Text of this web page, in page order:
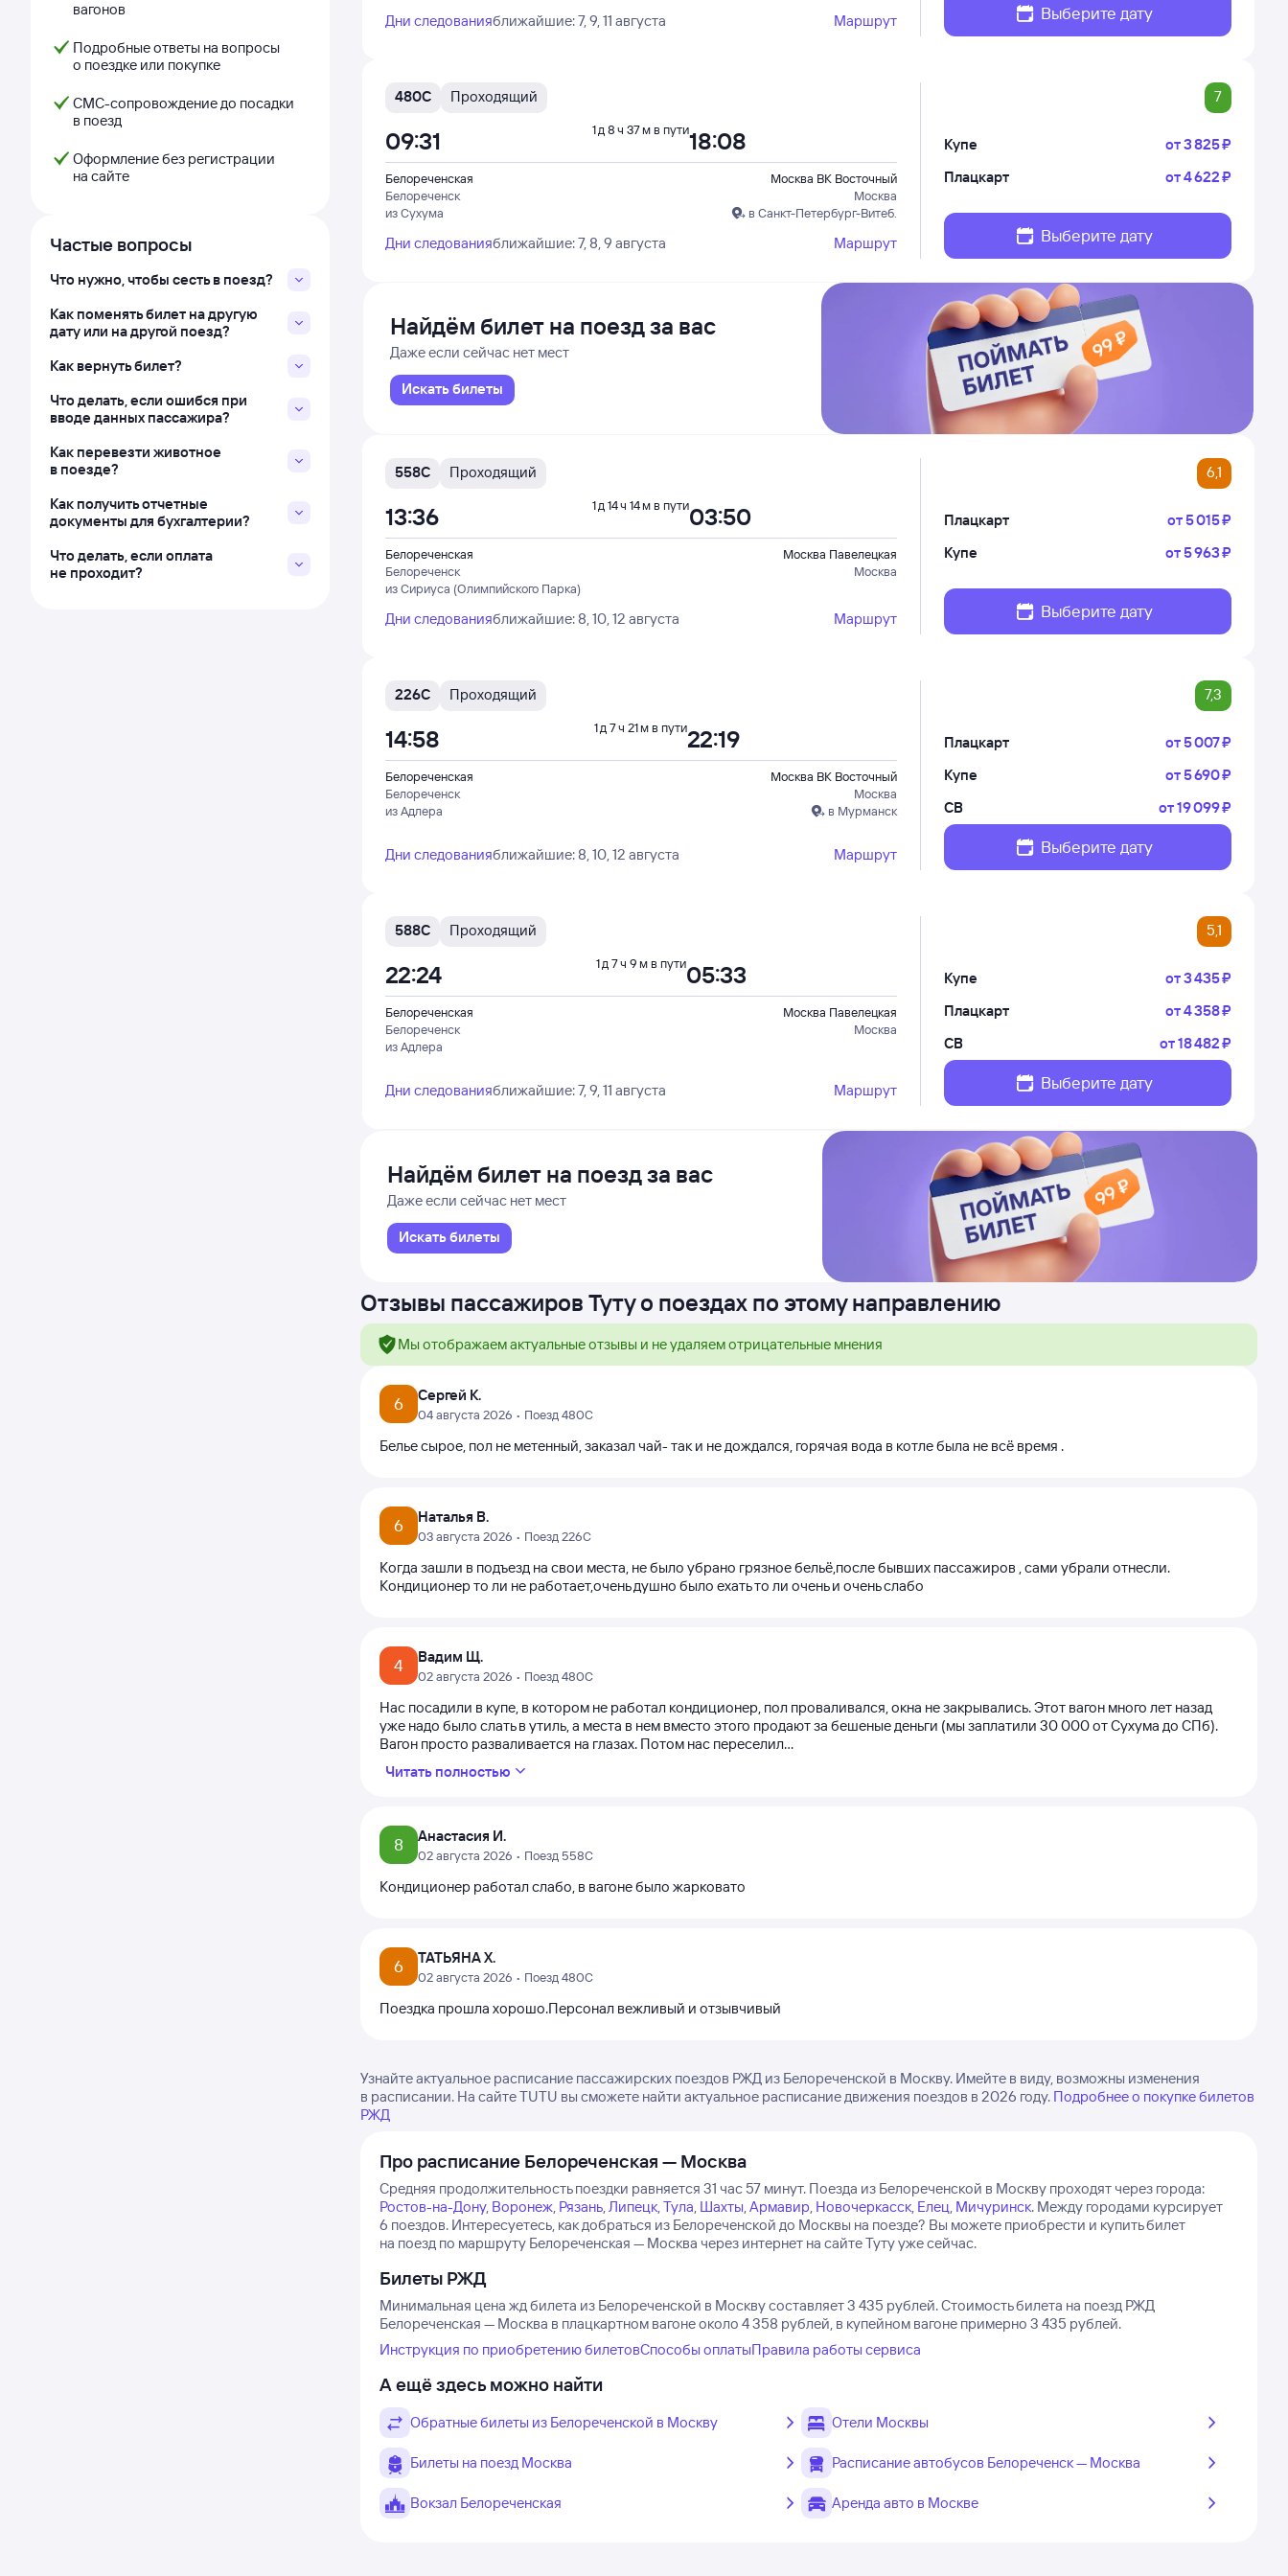
вагонов
Подробные ответы на вопросы
о поездке или покупке
СМС-сопровождение до посадки
в поезд
Оформление без регистрации
на сайте
Частые вопросы
Что нужно, чтобы сесть в поезд?
Как поменять билет на другую
дату или на другой поезд?
Как вернуть билет?
Что делать, если ошибся при
вводе данных пассажира?
Как перевезти животное
в поезде?
Как получить отчетные
документы для бухгалтерии?
Что делать, если оплата
не проходит?
Дни следованияближайшие: 7, 9, 11 августа Маршрут Выберите дату
480С Проходящий 7
Белореченская
Белореченск
из Сухума
Москва ВК Восточный
Москва
в Санкт-Петербург-Витеб.
09:31 18:08
1 д 8 ч 37 м в пути
Дни следованияближайшие: 7, 8, 9 августа Маршрут
Купе от3 ⁠825 ⁠₽
Плацкарт
от4 ⁠622 ⁠₽
Выберите дату
Найдём билет на поезд за вас
Даже если сейчас нет мест
Искать билеты
558С Проходящий 6,1
Белореченская
Белореченск
из Сириуса (Олимпийского Парка)
Москва Павелецкая
Москва
13:36 03:50
1 д 14 ч 14 м в пути
Дни следованияближайшие: 8, 10, 12 августа Маршрут
Плацкарт от5 ⁠015 ⁠₽
Купе
от5 ⁠963 ⁠₽
Выберите дату
226С Проходящий 7,3
Белореченская
Белореченск
из Адлера
Москва ВК Восточный
Москва
в Мурманск
14:58 22:19
1 д 7 ч 21 м в пути
Дни следованияближайшие: 8, 10, 12 августа Маршрут
Плацкарт от5 ⁠007 ⁠₽
Купе
от5 ⁠690 ⁠₽
СВ
от19 ⁠099 ⁠₽
Выберите дату
588С Проходящий 5,1
Белореченская
Белореченск
из Адлера
Москва Павелецкая
Москва
22:24 05:33
1 д 7 ч 9 м в пути
Дни следованияближайшие: 7, 9, 11 августа Маршрут
Купе от3 ⁠435 ⁠₽
Плацкарт
от4 ⁠358 ⁠₽
СВ
от18 ⁠482 ⁠₽
Выберите дату
Найдём билет на поезд за вас
Даже если сейчас нет мест
Искать билеты
Отзывы пассажиров Туту о поездах по этому направлению
Мы отображаем актуальные отзывы и не удаляем отрицательные мнения
6 Сергей К.
04 августа 2026 • Поезд 480С
Белье сырое, пол не метенный, заказал чай- так и не дождался, горячая вода в котле была не всё время .
6 Наталья В.
03 августа 2026 • Поезд 226С
Когда зашли в подъезд на свои места, не было убрано грязное бельё,после бывших пассажиров , сами убрали отнесли.
Кондиционер то ли не работает,очень душно было ехать то ли очень и очень слабо
4 Вадим Щ.
02 августа 2026 • Поезд 480С
Нас посадили в купе, в котором не работал кондиционер, пол проваливался, окна не закрывались. Этот вагон много лет назад
уже надо было слать в утиль, а места в нем вместо этого продают за бешеные деньги (мы заплатили 30 000 от Сухума до СПб).
Вагон просто разваливается на глазах. Потом нас переселил...
Читать полностью
8 Анастасия И.
02 августа 2026 • Поезд 558С
Кондиционер работал слабо, в вагоне было жарковато
6 ТАТЬЯНА Х.
02 августа 2026 • Поезд 480С
Поездка прошла хорошо.Персонал вежливый и отзывчивый
Узнайте актуальное расписание пассажирских поездов РЖД из Белореченской в Москву. Имейте в виду, возможны изменения
в расписании. На сайте TUTU вы сможете найти актуальное расписание движения поездов в 2026 году. Подробнее о покупке билетов
РЖД
Про расписание Белореченская — Москва
Средняя продолжительность поездки равняется 31 час 57 минут. Поезда из Белореченской в Москву проходят через города:
Ростов-на-Дону, Воронеж, Рязань,Липецк,Тула, Шахты,Армавир, Новочеркасск, Елец, Мичуринск. Между городами курсирует
6 поездов. Интересуетесь, как добраться из Белореченской до Москвы на поезде? Вы можете приобрести и купить билет
на поезд по маршруту Белореченская — Москва через интернет на сайте Туту уже сейчас.
Билеты РЖД
Минимальная цена жд билета из Белореченской в Москву составляет 3 435 рублей.Стоимость билета на поезд РЖД
Белореченская — Москва в плацкартном вагоне около 4 358 рублей, в купейном вагоне примерно 3 435 рублей.
Инструкция по приобретению билетовСпособы оплатыПравила работы сервиса
А ещё здесь можно найти
Обратные билеты из Белореченской в Москву Отели Москвы
Билеты на поезд Москва Расписание автобусов Белореченск — Москва
Вокзал Белореченская Аренда авто в Москве